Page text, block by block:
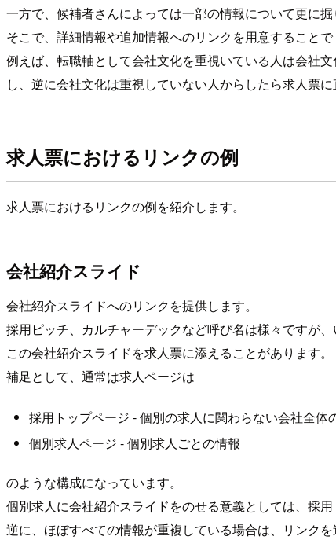
一方で、候補者さんによっては一部の情報について更に
そこで、詳細情報や追加情報へのリンクを用意すること
例えば、転職軸として会社文化を重視いている人は会社
し、逆に会社文化は重視していない人からしたら求人票
求人票におけるリンクの例
求人票におけるリンクの例を紹介します。
会社紹介スライド
会社紹介スライドへのリンクを提供します。
採用ピッチ、カルチャーデックなど呼び名は様々ですが
この会社紹介スライドを求人票に添えることがあります。
補足として、通常は求人ページは
採用トップページ - 個別の求人に関わらない会社全体
個別求人ページ - 個別求人ごとの情報
のような構成になっています。
個別求人に会社紹介スライドをのせる意義としては、採
逆に、ほぼすべての情報が重複している場合は、リンクを